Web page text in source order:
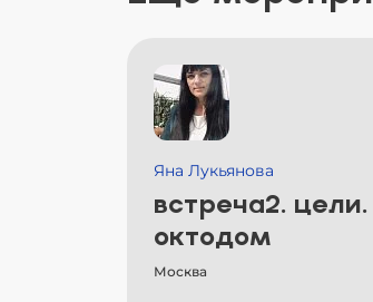
Яна Лукьянова
встреча2. цели.
октодом
Москва